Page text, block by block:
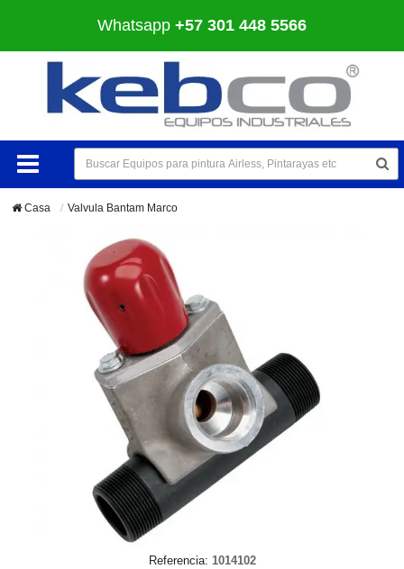
Whatsapp +57 301 448 5566
Casa Valvula Bantam Marco
Referencia: 1014102